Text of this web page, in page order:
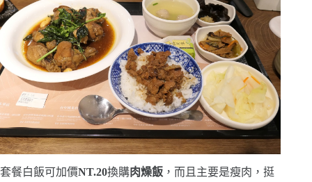
套餐白飯可加價NT.20換購肉燥飯 ，而且主要是瘦肉，挺